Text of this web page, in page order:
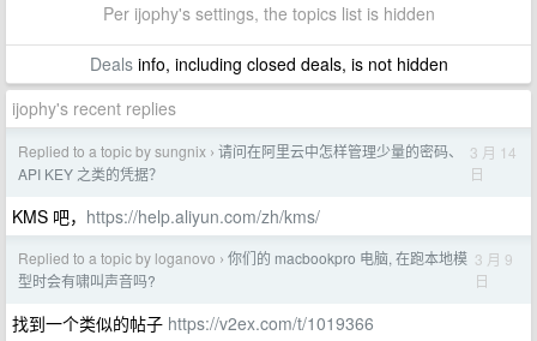
Per ijophy's settings, the topics list is hidden
Dealsinfo, including closed deals, is not hidden
ijophy's recent replies
Replied to a topic by sungnix › 请问在阿里云中怎样管理少量的密码、
API KEY 之类的凭据？
3 月 14
日
KMS 吧， https://help.aliyun.com/zh/kms/
Replied to a topic by loganovo › 你们的 macbookpro 电脑, 在跑本地模
型时会有啸叫声音吗?
3 月 9
日
找到一个类似的帖子 https://v2ex.com/t/1019366